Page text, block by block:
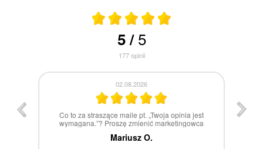
5/5
177opinii
jest
30.07.2026
W 100% polecam
Marcin Z.